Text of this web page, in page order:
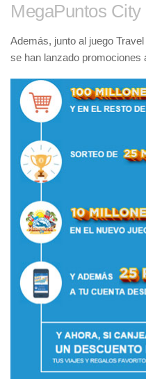
MegaPuntos City
Además, junto al juego
se han lanzado promociones